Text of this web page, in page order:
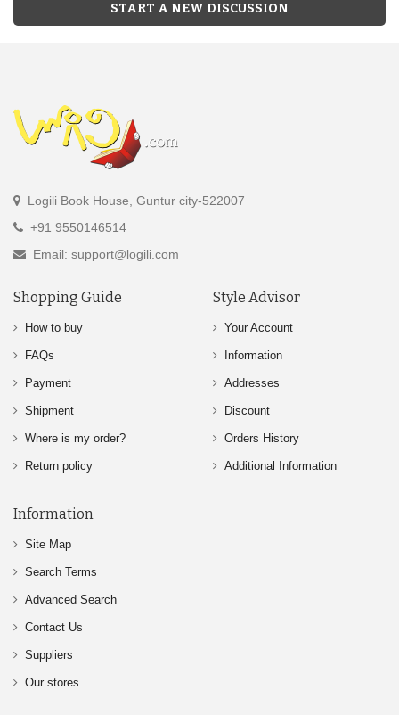
START A NEW DISCUSSION
Logili Book House, Guntur city-522007
+91 9550146514
Email: support@logili.com
Shopping Guide
How to buy
FAQs
Payment
Shipment
Where is my order?
Return policy
Style Advisor
Your Account
Information
Addresses
Discount
Orders History
Additional Information
Information
Site Map
Search Terms
Advanced Search
Contact Us
Suppliers
Our stores